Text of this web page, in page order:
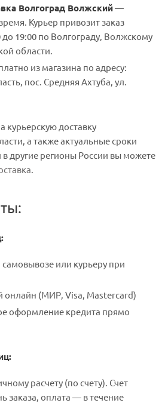
Волгоград Волжский—
Курьер привозит заказ
до 19:00 по Волгограду, Волжскому
области.
из магазина по адресу:
пос. Средняя Ахтуба, ул.
доставку
а также актуальные сроки
в другие регионы России вы можете
.
или курьеру при
онлайн (МИР, Visa, Mastercard)
оформление кредита прямо
расчету (по счету). Счет
заказа, оплата — в течение